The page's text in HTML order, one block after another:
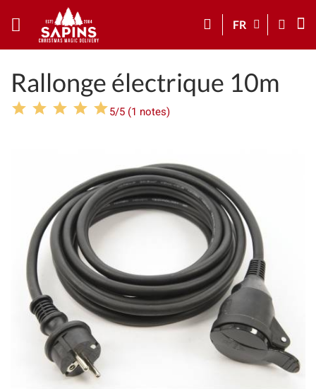
FR
Rallonge électrique 10m
5/5 (1 notes)